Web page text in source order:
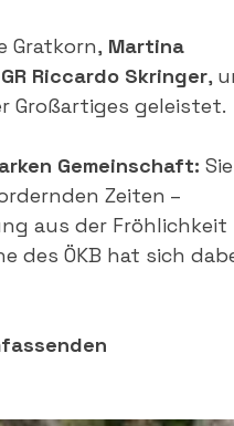
Gratkorn, Martina
GR Riccardo Skringer,
Großartiges geleistet.
Gemeinschaft: Sie
Zeiten –
aus der Fröhlichkeit
des ÖKB hat sich